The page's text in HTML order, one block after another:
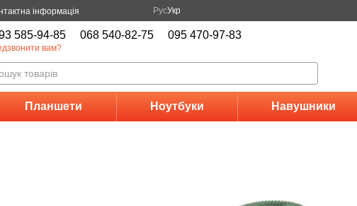
інформація РусУкр
585-94-85 068 540-82-75 095 470-97-83
вам?
Планшети Ноутбуки Навушники